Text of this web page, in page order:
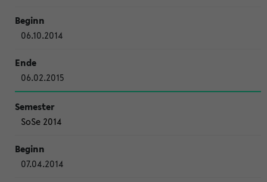
06.10.2014
06.02.2015
SoSe 2014
07.04.2014